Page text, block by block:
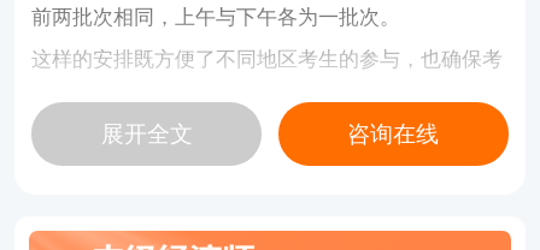
前两批次相同，上午与下午各为一批次。
这样的安排既方便了不同地区考生的参与，也确保考
务管理更加科学规范。对于考生来说，合理选择批次
和提前熟悉机考流程，将有助于发挥最佳水平。
从历年考试趋势来看，2026年中级经济师考试整体
展开全文 咨询在线